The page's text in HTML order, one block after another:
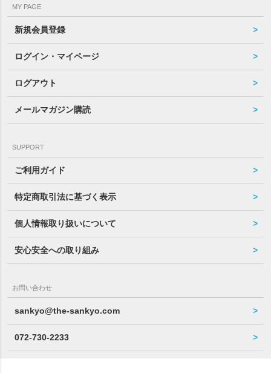
MY PAGE
新規会員登録
ログイン・マイページ
ログアウト
メールマガジン購読
SUPPORT
ご利用ガイド
特定商取引法に基づく表示
個人情報取り扱いについて
安心安全への取り組み
お問い合わせ
sankyo@the-sankyo.com
072-730-2233